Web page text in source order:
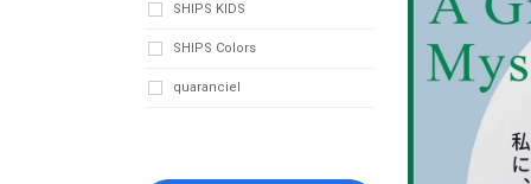
SHIPS KIDS
SHIPS Colors
quaranciel